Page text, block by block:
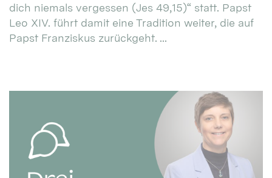
dich niemals vergessen (Jes 49,15)“ statt. Papst
Leo XIV. führt damit eine Tradition weiter, die auf
Papst Franziskus zurückgeht. ...